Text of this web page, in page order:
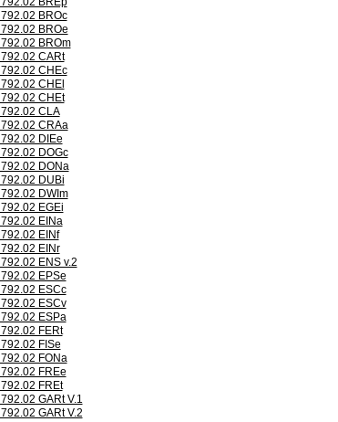
792.02 BROc
792.02 BROe
792.02 BROm
792.02 CARt
792.02 CHEc
792.02 CHEl
792.02 CHEt
792.02 CLA
792.02 CRAa
792.02 DIEe
792.02 DOGc
792.02 DONa
792.02 DUBi
792.02 DWIm
792.02 EGEi
792.02 EINa
792.02 EINf
792.02 EINr
792.02 ENS v.2
792.02 EPSe
792.02 ESCc
792.02 ESCv
792.02 ESPa
792.02 FERt
792.02 FISe
792.02 FONa
792.02 FREe
792.02 FREt
792.02 GARt V.1
792.02 GARt V.2